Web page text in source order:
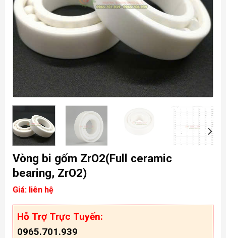
Vòng bi gốm ZrO2(Full ceramic
bearing, ZrO2)
Giá: liên hệ
Hỗ Trợ Trực Tuyến:
0965.701.939